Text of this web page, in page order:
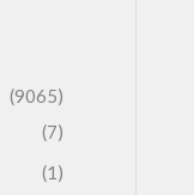
(9065)
(7)
(1)